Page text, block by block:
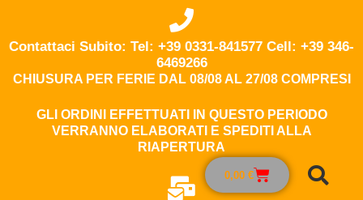
Contattaci Subito: Tel: +39 0331-841577 Cell: +39 346-
6469266
CHIUSURA PER FERIE DAL 08/08 AL 27/08 COMPRESI
GLI ORDINI EFFETTUATI IN QUESTO PERIODO
VERRANNO ELABORATI E SPEDITI ALLA
RIAPERTURA
0,00 €